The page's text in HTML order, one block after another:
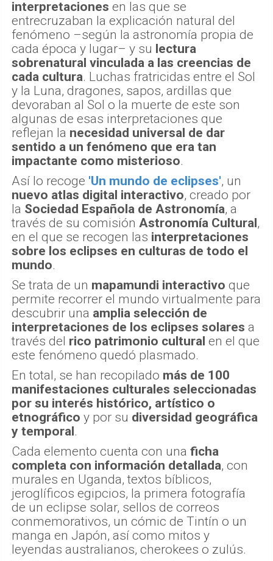
interpretaciones en las que se
entrecruzaban la explicación natural del
fenómeno –según la astronomía propia de
cada época y lugar– y su lectura
sobrenatural vinculada a las creencias de
cada cultura. Luchas fratricidas entre el Sol
y la Luna, dragones, sapos, ardillas que
devoraban al Sol o la muerte de este son
algunas de esas interpretaciones que
reflejan la necesidad universal de dar
sentido a un fenómeno que era tan
impactante como misterioso.
Así lo recoge 'Un mundo de eclipses', un
nuevo atlas digital interactivo, creado por
la Sociedad Española de Astronomía, a
través de su comisión Astronomía Cultural,
en el que se recogen las interpretaciones
sobre los eclipses en culturas de todo el
mundo.
Se trata de un mapamundi interactivo que
permite recorrer el mundo virtualmente para
descubrir una amplia selección de
interpretaciones de los eclipses solares a
través del rico patrimonio cultural en el que
este fenómeno quedó plasmado.
En total, se han recopilado más de 100
manifestaciones culturales seleccionadas
por su interés histórico, artístico o
etnográfico y por su diversidad geográfica
y temporal.
Cada elemento cuenta con una ficha
completa con información detallada, con
murales en Uganda, textos bíblicos,
jeroglíficos egipcios, la primera fotografía
de un eclipse solar, sellos de correos
conmemorativos, un cómic de Tintín o un
manga en Japón, así como mitos y
leyendas australianos, cherokees o zulús.